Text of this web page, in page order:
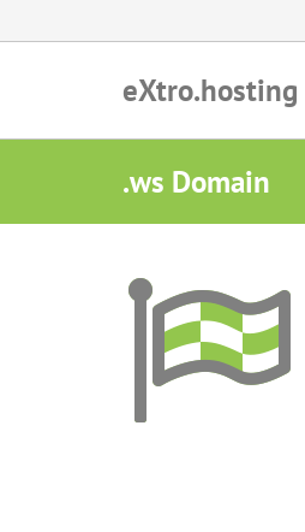
eXtro.hosting
.ws Domain